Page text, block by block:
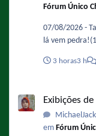
Fórum Único
07/08/2026 - Tarde Brasília 13:22 - Chapolin: Sai
lá vem
3 horas3 h
Exibições de
em Fórum